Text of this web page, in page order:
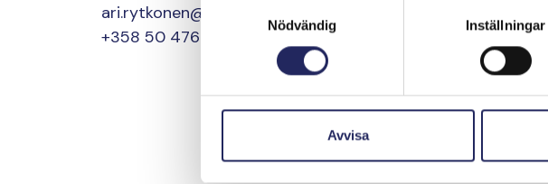
Nödvändig
Inställningar
Avvisa
ari.rytkonen@jnfoundation.fi
+358 50 476 8321
av Åbos
Under
diskuterar